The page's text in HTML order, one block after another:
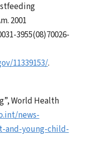
2001
3955(08)70026-
11339153/.
World Health
news-
and-young-child-